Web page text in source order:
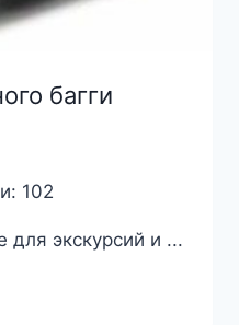
багги
102
для экскурсий и ...